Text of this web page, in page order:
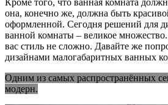
Кроме того, что ванная комната
она, конечно же, должна быть
оформленной. Сегодня решений для
ванной комнаты – великое
вас стиль не сложно. Давайте же
дизайнами малогабаритных ванных
Одним из самых распространённых
модерн.